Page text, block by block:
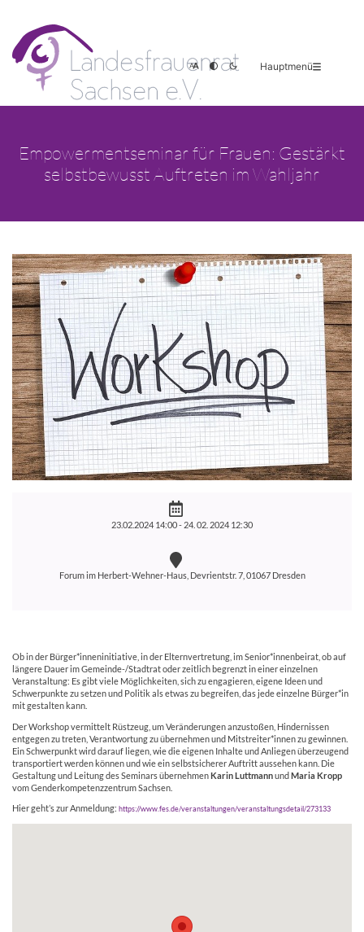
Hauptmenü
Empowermentseminar für Frauen: Gestärkt
selbstbewusst Auftreten im Wahljahr
23.02.2024 14:00 - 24. 02. 2024 12:30
Forum im Herbert-Wehner-Haus, Devrientstr. 7, 01067 Dresden
Ob in der Bürger*inneninitiative, in der Elternvertretung, im Senior*innenbeirat, ob auf
längere Dauer im Gemeinde-/Stadtrat oder zeitlich begrenzt in einer einzelnen
Veranstaltung: Es gibt viele Möglichkeiten, sich zu engagieren, eigene Ideen und
Schwerpunkte zu setzen und Politik als etwas zu begreifen, das jede einzelne Bürger*in
mit gestalten kann.
Der Workshop vermittelt Rüstzeug, um Veränderungen anzustoßen, Hindernissen
entgegen zu treten, Verantwortung zu übernehmen und Mitstreiter*innen zu gewinnen.
Ein Schwerpunkt wird darauf liegen, wie die eigenen Inhalte und Anliegen überzeugend
transportiert werden können und wie ein selbstsicherer Auftritt aussehen kann. Die
Gestaltung und Leitung des Seminars übernehmenKarin Luttmannund Maria Kropp
vom Genderkompetenzzentrum Sachsen.
Hier geht’s zur Anmeldung: https://www.fes.de/veranstaltungen/veranstaltungsdetail/273133